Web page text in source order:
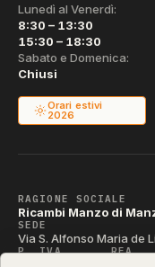
Lunedì al Venerdì:
8:30 – 13:30
15:30 – 18:30
Sabato e Domenica:
Chiusi
Orari estivi
2026
RAGIONE SOCIALE
Ricambi Manzo di
SEDE
Via S. Alfonso Maria de
P. IVA REA